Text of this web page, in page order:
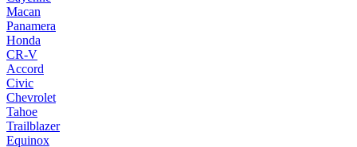
Macan
Panamera
Honda
CR-V
Accord
Civic
Chevrolet
Tahoe
Trailblazer
Equinox